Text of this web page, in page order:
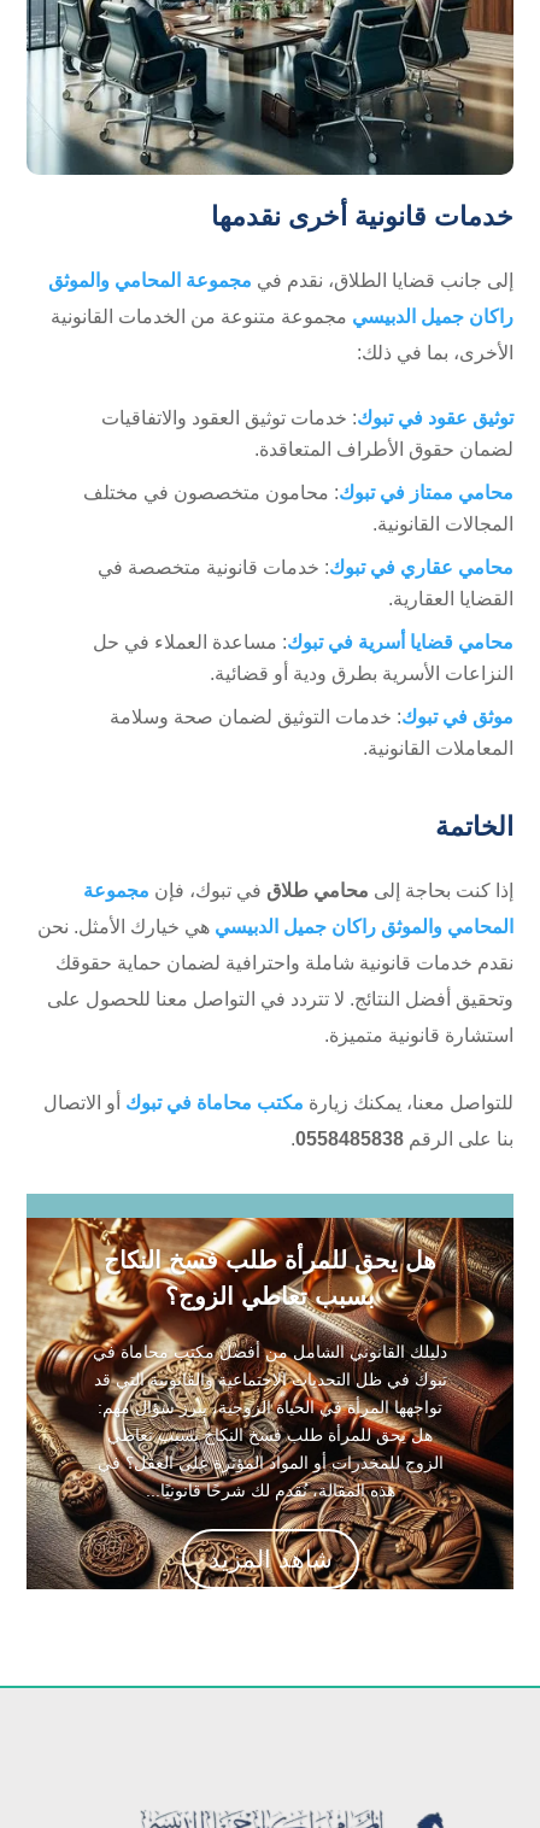
خدمات قانونية أخرى نقدمها
إلى جانب قضايا الطلاق، نقدم في مجموعة المحامي والموثق
راكان جميل الدبيسي مجموعة متنوعة من الخدمات القانونية
الأخرى، بما في ذلك:
توثيق عقود في تبوك: خدمات توثيق العقود والاتفاقيات
لضمان حقوق الأطراف المتعاقدة.
محامي ممتاز في تبوك: محامون متخصصون في مختلف
المجالات القانونية.
محامي عقاري في تبوك: خدمات قانونية متخصصة في
القضايا العقارية.
محامي قضايا أسرية في تبوك: مساعدة العملاء في حل
النزاعات الأسرية بطرق ودية أو قضائية.
موثق في تبوك: خدمات التوثيق لضمان صحة وسلامة
المعاملات القانونية.
الخاتمة
إذا كنت بحاجة إلى محامي طلاق في تبوك، فإن مجموعة
المحامي والموثق راكان جميل الدبيسي هي خيارك الأمثل. نحن
نقدم خدمات قانونية شاملة واحترافية لضمان حماية حقوقك
وتحقيق أفضل النتائج. لا تتردد في التواصل معنا للحصول على
استشارة قانونية متميزة.
للتواصل معنا، يمكنك زيارة مكتب محاماة في تبوك أو الاتصال
بنا على الرقم0558485838
.
هل يحق للمرأة طلب فسخ النكاح
بسبب تعاطي الزوج؟
دليلك القانوني الشامل من أفضل مكتب محاماة في
تبوك في ظل التحديات الاجتماعية والقانونية التي قد
تواجهها المرأة في الحياة الزوجية، يبرز سؤال مهم:
هل يحق للمرأة طلب فسخ النكاح بسبب تعاطي
الزوج للمخدرات أو المواد المؤثرة على العقل؟ في
هذه المقالة، نُقدم لك شرحًا قانونيًا...
شاهد المزيد